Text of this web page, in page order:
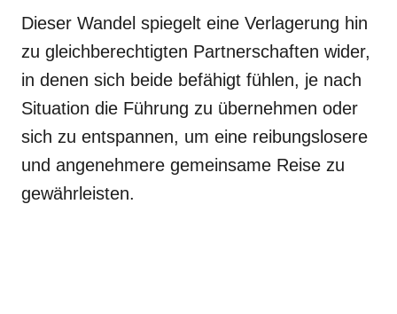
Dieser Wandel spiegelt eine Verlagerung hin
zu gleichberechtigten Partnerschaften wider,
in denen sich beide befähigt fühlen, je nach
Situation die Führung zu übernehmen oder
sich zu entspannen, um eine reibungslosere
und angenehmere gemeinsame Reise zu
gewährleisten.